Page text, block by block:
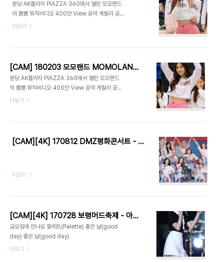
분당 AK플라자 PIAZZA 360에서 열린 모모랜드
의 뿜뿜 뮤직비디오 400만 View 공약 게릴라 공연
입니다.이 날 실제 뿜뿜 뮤직비디오 조회수는 유튜브
우) 어마어마해 직캠 5. 모모랜드 (연우) - 뿜뿜 앵콜
직캠 네이버TV
더보기
[CAM] 180203 모모랜드 MOMOLAND 분당 게릴라 공연 Part.1 by PIERCE
분당 AK플라자 PIAZZA 360에서 열린 모모랜드
의 뿜뿜 뮤직비디오 400만 View 공약 게릴라 공연
입니다.이 날 실제 뿜뿜 뮤직비디오 조회수는 유튜브
직캠 5. 모모랜드 - 뿜뿜 앵콜 전제 직캠 (데이지 랩
파트부터 뒤로 돌아 공연) 네이버TV 링크1. 모모랜
- 어마어마해 (네이버TV) 5. 모모랜드 - 뿜뿜 앵콜
더보기
[CAM][4K] 170812 DMZ평화콘서트 - 우주소녀(WJSN) by Harry
더보기
[CAM][4K] 170728 보령머드축제 - 아이유(IU) by Harry
금요일에 만나요 팔레트(Palette) 좋은 날(good
day) 좋은 날(good day)
더보기